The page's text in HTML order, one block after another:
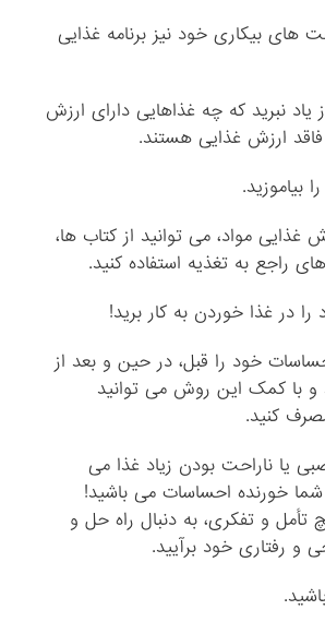
های بیکاری خود نیز برنامه غذایی
یاد نبرید که چه غذاهایی دارای ارزش
ارزش غذایی هستند.
غذایی مواد، می توانید از کتاب ها،
راجع به تغذیه استفاده کنید.
خود را قبل، در حین و بعد از
و با کمک این روش می توانید
کنید.
یا ناراحت بودن زیاد غذا می
شما خورنده احساسات می باشید!
تأمل و تفکری، به دنبال راه حل و
و رفتاری خود برآیید.